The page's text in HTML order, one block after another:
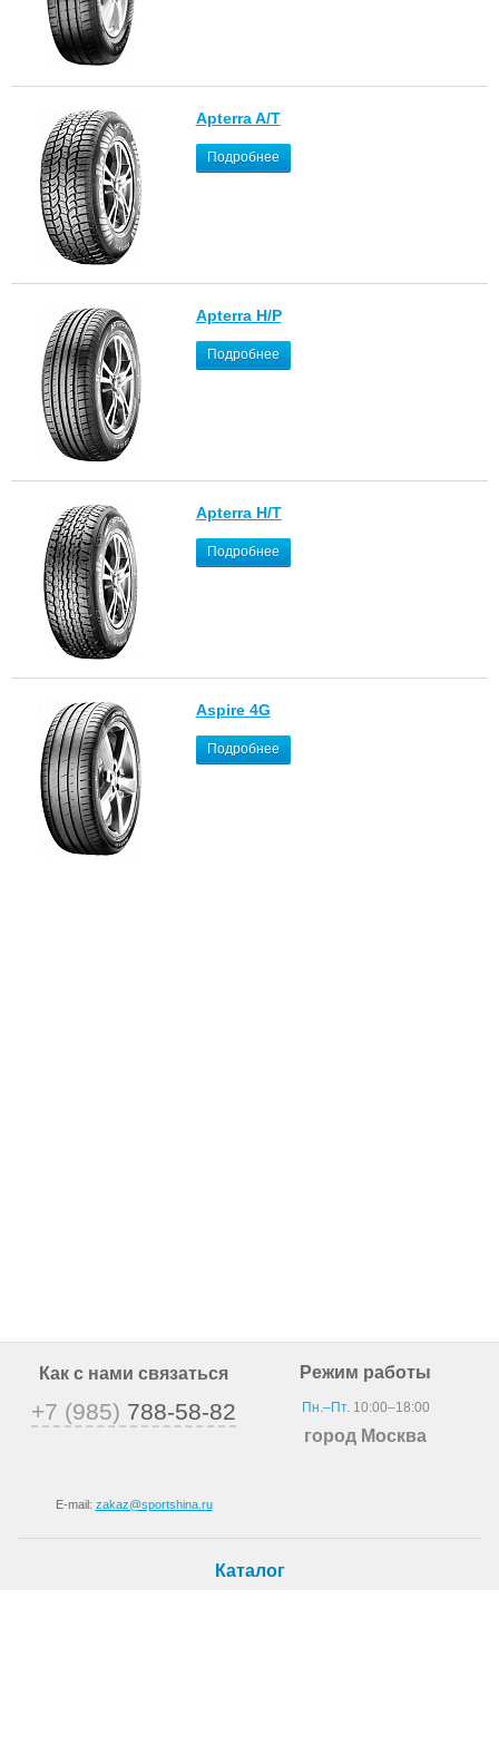
Apterra A/T
Подробнее
Apterra H/P
Подробнее
Apterra H/T
Подробнее
Aspire 4G
Подробнее
Как с нами связаться
+7 (985) 788-58-82
E-mail: zakaz@sportshina.ru
Режим работы
Пн.–Пт.10:00–18:00
город Москва
Каталог